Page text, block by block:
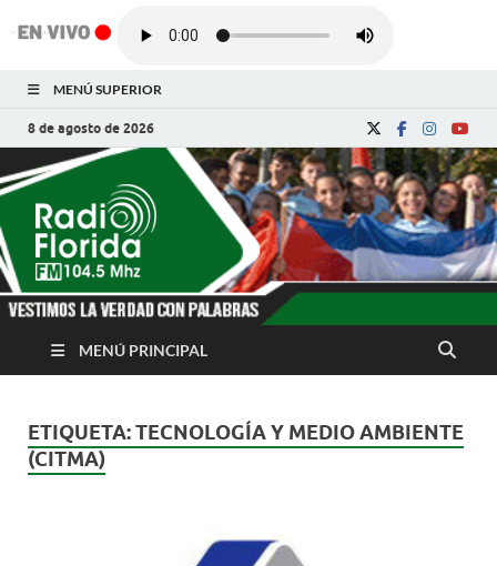
MENÚ SUPERIOR
8 de agosto de 2026
Radio Florida de
Cuba
Noticias y Actualidades de Florida, Camagüey,
MENÚ PRINCIPAL
ETIQUETA:TECNOLOGÍA Y MEDIO AMBIENTE
(CITMA)